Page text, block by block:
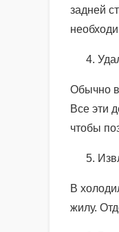
задней
Обычно
Все эти
чтобы
В
жилу.